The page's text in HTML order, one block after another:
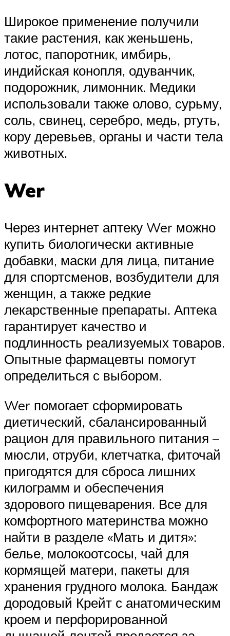
Широкое применение получили
такие растения, как женьшень,
лотос, папоротник, имбирь,
индийская конопля, одуванчик,
подорожник, лимонник. Медики
использовали также олово, сурьму,
соль, свинец, серебро, медь, ртуть,
кору деревьев, органы и части тела
животных.
Wer
Через интернет аптеку Wer можно
купить биологически активные
добавки, маски для лица, питание
для спортсменов, возбудители для
женщин, а также редкие
лекарственные препараты. Аптека
гарантирует качество и
подлинность реализуемых товаров.
Опытные фармацевты помогут
определиться с выбором.
Wer помогает сформировать
диетический, сбалансированный
рацион для правильного питания –
мюсли, отруби, клетчатка, фиточай
пригодятся для сброса лишних
килограмм и обеспечения
здорового пищеварения. Все для
комфортного материнства можно
найти в разделе «Мать и дитя»:
белье, молокоотсосы, чай для
кормящей матери, пакеты для
хранения грудного молока. Бандаж
дородовый Крейт с анатомическим
кроем и перфорированной